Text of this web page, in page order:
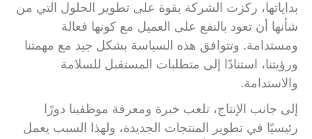
بداياتها، ركزت الشركة بقوة على تطوير الحلول التي من
شأنها أن تعود بالنفع على العميل مع كونها فعالة
ومستدامة. وتتوافق هذه السياسة بشكل جيد مع مهمتنا
ورؤيتنا، استنادًا إلى متطلبات المستقبل للسلامة
والاستدامة.
إلى جانب الإنتاج، تلعب خبرة ومعرفة موظفينا دورًا
رئيسيًا في تطوير المنتجات الجديدة، ولهذا السبب يعمل